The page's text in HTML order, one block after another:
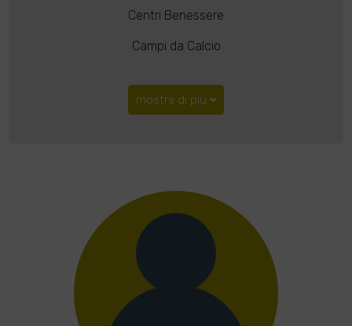
Centri Benessere
Campi da Calcio
mostra di più